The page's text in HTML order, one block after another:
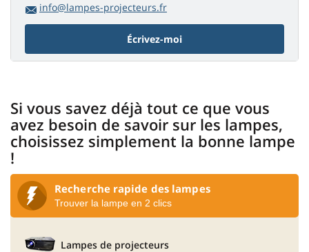
info@lampes-projecteurs.fr
Écrivez-moi
Si vous savez déjà tout ce que vous
avez besoin de savoir sur les lampes,
choisissez simplement la bonne lampe
!
Recherche rapide des lampes
Trouver la lampe en 2 clics
Lampes de projecteurs